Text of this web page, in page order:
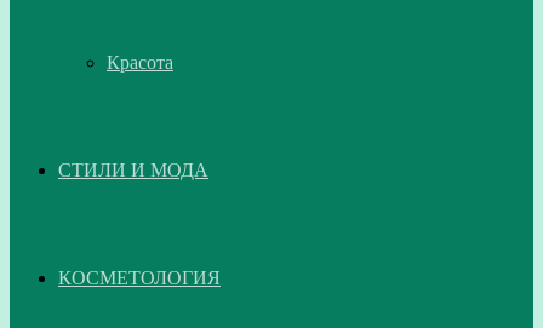
Красота
СТИЛИ И МОДА
КОСМЕТОЛОГИЯ